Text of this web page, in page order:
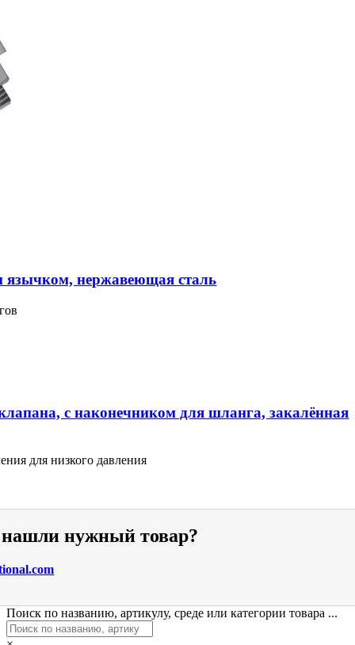
язычком, нержавеющая сталь
с наконечником для шланга, закалённая
для низкого давления
нужный товар?
Поиск по названию, артикулу, среде или категории товара ...